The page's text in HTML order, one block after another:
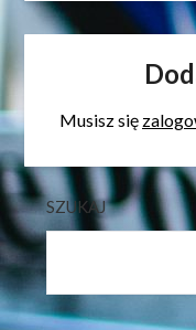
Musisz się
SZUKAJ